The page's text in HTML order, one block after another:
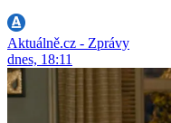
Aktuálně.cz - Zprávy
dnes, 18:11